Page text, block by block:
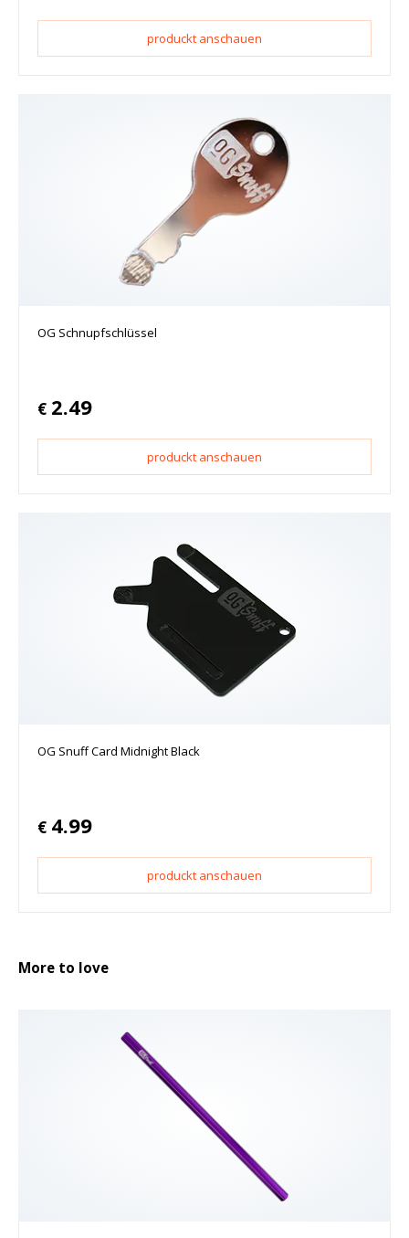
produckt anschauen
OG Schnupfschlüssel
€ 2.49
produckt anschauen
OG Snuff Card Midnight Black
€ 4.99
produckt anschauen
More to love